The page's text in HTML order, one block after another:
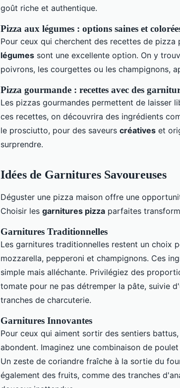
goût riche et authentique.
Pizza aux légumes : options saines et
Pour ceux qui cherchent des recettes de pizza
légumes sont une excellente option. On y
poivrons, les courgettes ou les champignons,
Pizza gourmande : recettes avec des
Les pizzas gourmandes permettent de laisser
ces recettes, on découvrira des ingrédients
le prosciutto, pour des saveurs créatives et
surprendre.
Idées de Garnitures Savoureuses
Déguster une pizza maison offre une
Choisir les garnitures pizza parfaites
Garnitures Traditionnelles
Les garnitures traditionnelles restent un choix
mozzarella, pepperoni et champignons. Ces
simple mais alléchante. Privilégiez des
tomate pour ne pas détremper la pâte, suivie
tranches de charcuterie.
Garnitures Innovantes
Pour ceux qui aiment sortir des sentiers battus,
abondent. Imaginez une combinaison de
Un zeste de coriandre fraîche à la sortie du
également des fruits, comme des tranches